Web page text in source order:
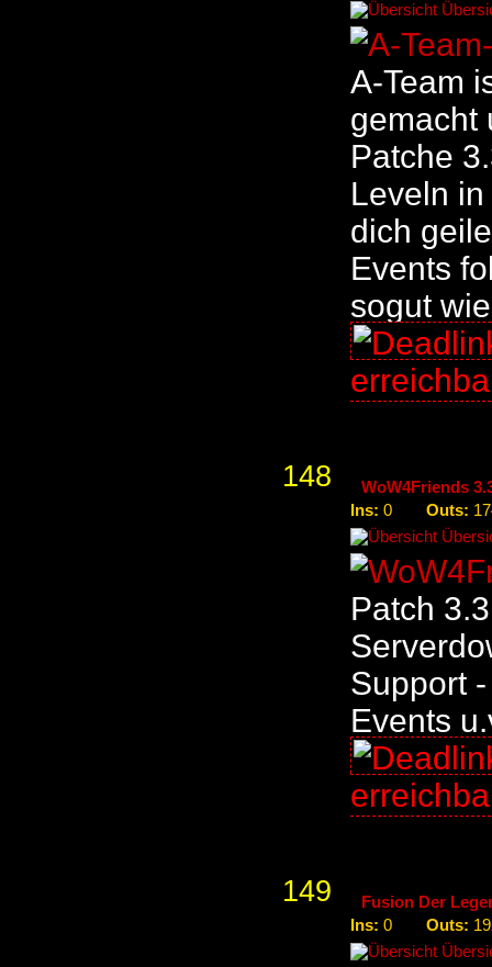
A-Team
gemacht
Patche
Leveln
dich
Events
sogut
148
WoW4Friends
Ins: 0 Outs:
Patch
Support
Events
149
Fusion Der
Ins: 0 Outs: